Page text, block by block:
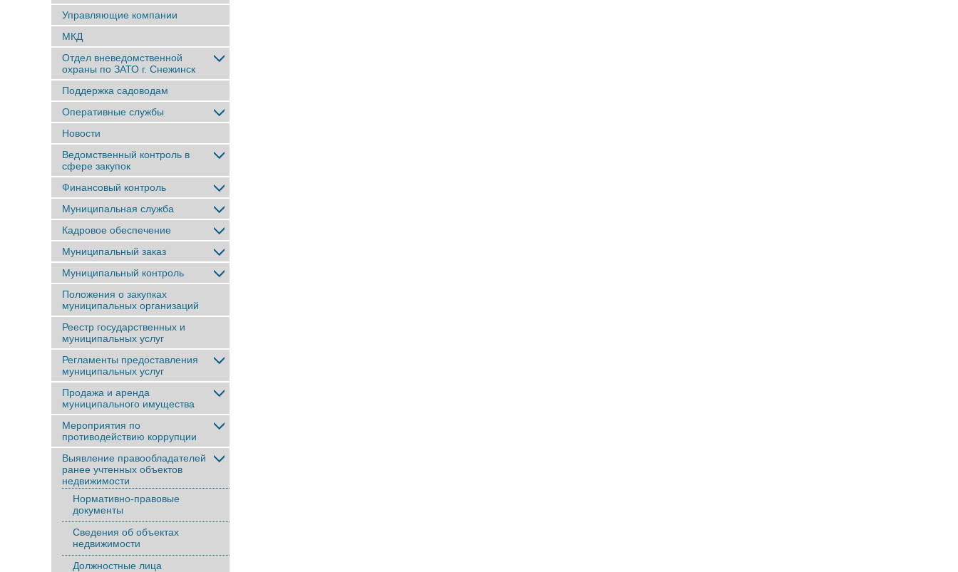
Управляющие компании
МКД
Отдел вневедомственной
охраны по ЗАТО г. Снежинск
Поддержка садоводам
Оперативные службы
Новости
Ведомственный контроль в
сфере закупок
Финансовый контроль
Муниципальная служба
Кадровое обеспечение
Муниципальный заказ
Муниципальный контроль
Положения о закупках
муниципальных организаций
Реестр государственных и
муниципальных услуг
Регламенты предоставления
муниципальных услуг
Продажа и аренда
муниципального имущества
Мероприятия по
противодействию коррупции
Выявление правообладателей
ранее учтенныx объектов
недвижимости
Нормативно-правовые
документы
Сведения об объектах
недвижимости
Должностные лица